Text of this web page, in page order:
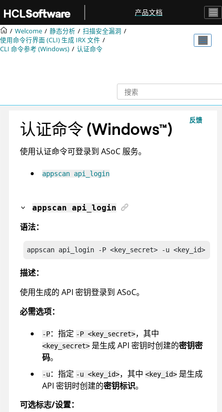
产品文档
Welcome 静态分析
扫描安全漏洞
使用命令行界面 (CLI) 生成 IRX文件
CLI 命令参考 (Windows)
认证命令
反馈
认证命令 (Windows™)
使用认证命令可登录到 ASoC 服务。
appscan api_login
appscan api_login
语法：
appscan api_login -P <key_secret> -u <key_id>  -
描述：
使用生成的 API 密钥登录到 ASoC。
必需选项：
-P：指定 -P <key_secret>，其中
<key_secret> 是生成 API 密钥时创建的密钥密
码。
-u：指定 -u <key_id>，其中 <key_id> 是生成
API 密钥时创建的密钥标识。
可选标志/设置：